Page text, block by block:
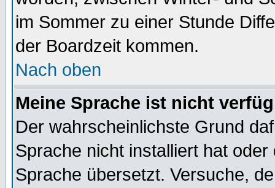
im Sommer zu einer Stunde
der Boardzeit kommen.
Nach oben
Meine Sprache ist nicht
Der wahrscheinlichste Grund
Sprache nicht installiert hat
Sprache übersetzt. Versuche,